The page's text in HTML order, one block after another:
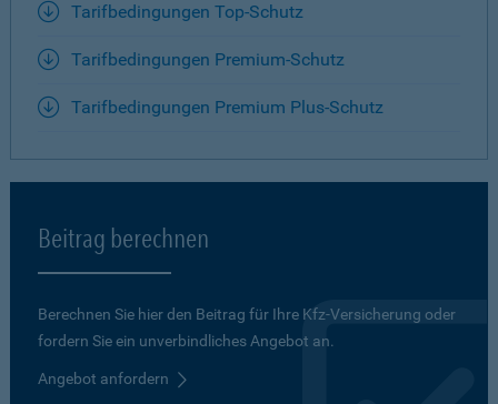
Tarifbedingungen Top-Schutz
Tarifbedingungen Premium-Schutz
Tarifbedingungen Premium Plus-Schutz
Beitrag berechnen
Berechnen Sie hier den Beitrag für Ihre Kfz-Versicherung oder
fordern Sie ein unverbindliches Angebot an.
Angebot anfordern